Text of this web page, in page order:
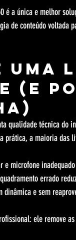
é a única e melhor
de conteúdo voltada
uma
(e
qualidade técnica do
prática, a maioria das
microfone
errado
dinâmica e sem
ele remove